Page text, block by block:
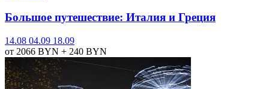
Большое путешествие: Италия и Греция
14.08 04.09 18.09
от 2066 BYN + 240 BYN